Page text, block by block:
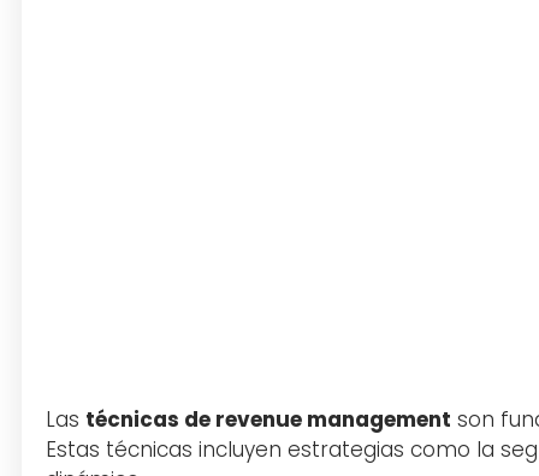
Las técnicas de revenue management son
Estas técnicas incluyen estrategias como la